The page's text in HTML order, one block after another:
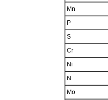
Mn
P
S
Cr
Ni
N
Mo